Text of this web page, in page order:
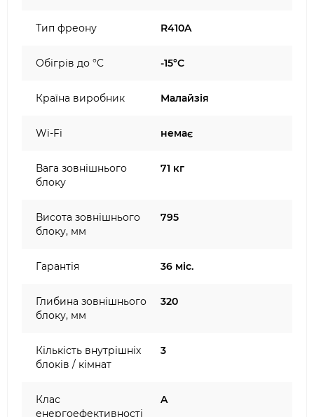
Тип фреону R410A
Обігрів до °C -15°C
Країна виробник Малайзія
Wi-Fi немає
Вага зовнішнього
блоку
71 кг
Висота зовнішнього
блоку, мм
795
Гарантія 36 міс.
Глибина зовнішнього
блоку, мм
320
Кількість внутрішніх
блоків / кімнат
3
Клас
енергоефективності
A